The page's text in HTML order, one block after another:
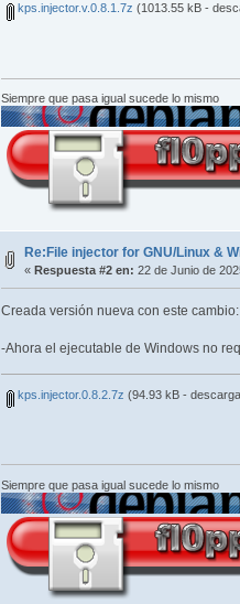
kps.injector.v.0.8.1.7z (1013.55 kB -
Siempre que pasa igual sucede lo mismo
Re:File injector for GNU/Linux &
« Respuesta #2 en: 22 de Junio de
Creada versión nueva con este cambio:
-Ahora el ejecutable de Windows no
kps.injector.0.8.2.7z (94.93 kB -
Siempre que pasa igual sucede lo mismo